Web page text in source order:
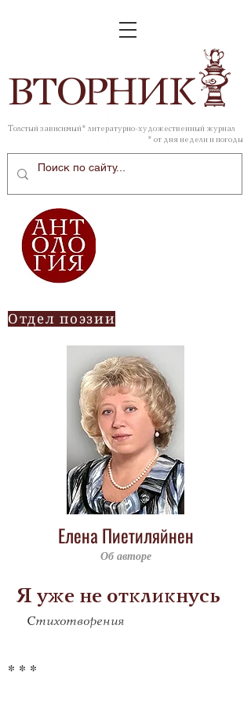
ВТОРНИК
Толстый зависимый* литературно-художественный журнал
* от дня недели и погоды
Отдел поэзии
Елена Пиетиляйнен
Об авторе
Я уже не откликнусь
Стихотворения
* * *